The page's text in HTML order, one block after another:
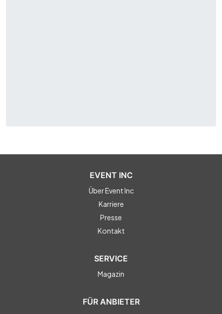
EVENT INC
Über Event Inc
Karriere
Presse
Kontakt
SERVICE
Magazin
FÜR ANBIETER